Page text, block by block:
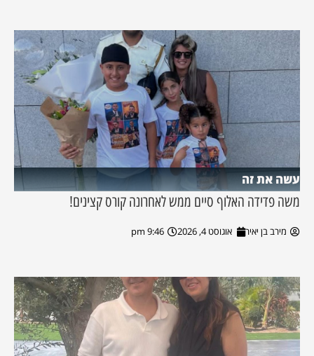
עשה את זה
משה פדידה האלוף סיים ממש לאחרונה קורס קצינים!
מירב בן יאיר אוגוסט 4, 2026 9:46 pm